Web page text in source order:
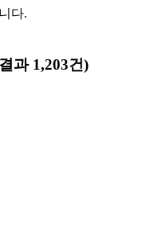
다.
과 1,203건)